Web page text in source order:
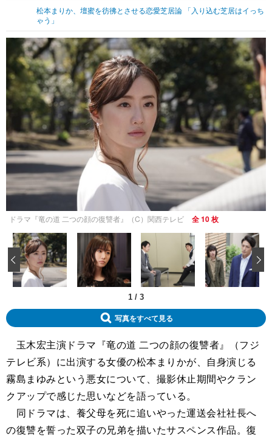
ショッピング その他
松本まりか、壇蜜を彷彿とさせる恋愛芝居論 「入り込む芝居はイっち
ゃう」
ドラマ『竜の道 二つの顔の復讐者』（C）関西テレビ 全 10 枚
1 / 3
‹
写真をすべて見る
玉木宏主演ドラマ『竜の道 二つの顔の復讐者』（フジ
テレビ系）に出演する女優の松本まりかが、自身演じる
霧島まゆみという悪女について、撮影休止期間やクラン
クアップで感じた思いなどを語っている。
同ドラマは、養父母を死に追いやった運送会社社長へ
の復讐を誓った双子の兄弟を描いたサスペンス作品。復